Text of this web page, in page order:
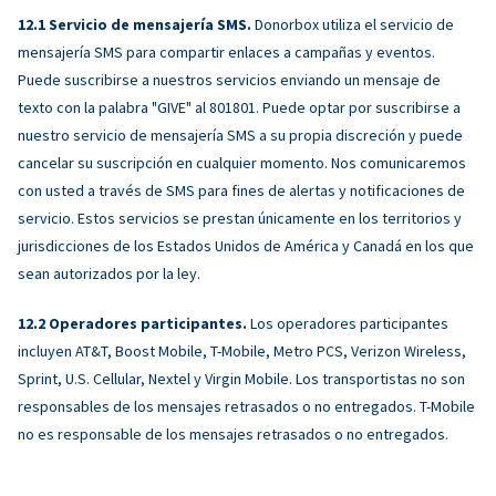
Servicio de mensajería SMS. Donorbox utiliza el servicio de
mensajería SMS para compartir enlaces a campañas y eventos.
Puede suscribirse a nuestros servicios enviando un mensaje de
texto con la palabra "GIVE" al 801801. Puede optar por suscribirse a
nuestro servicio de mensajería SMS a su propia discreción y puede
cancelar su suscripción en cualquier momento. Nos comunicaremos
con usted a través de SMS para fines de alertas y notificaciones de
servicio. Estos servicios se prestan únicamente en los territorios y
jurisdicciones de los Estados Unidos de América y Canadá en los que
sean autorizados por la ley.
Operadores participantes. Los operadores participantes
incluyen AT&T, Boost Mobile, T-Mobile, Metro PCS, Verizon Wireless,
Sprint, U.S. Cellular, Nextel y Virgin Mobile. Los transportistas no son
responsables de los mensajes retrasados ​​o no entregados. T-Mobile
no es responsable de los mensajes retrasados ​​o no entregados.